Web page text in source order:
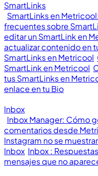
SmartLinks
SmartLinks en
frecuentes sobre
editar un SmartLink en
actualizar contenido en
SmartLinks en Metricool
SmartLink en Metricool
tus SmartLinks en
enlace en tu Bio
Inbox
Inbox Manager: Cómo
comentarios desde
Instagram no se
Inbox Inbox :
mensajes que no